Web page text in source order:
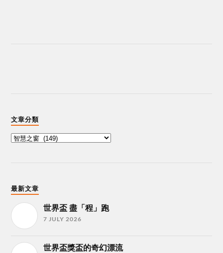
文章分類
最新文章
世界盃 盡「程」跑
7 JULY 2026
世界盃獎盃的奇幻漂流